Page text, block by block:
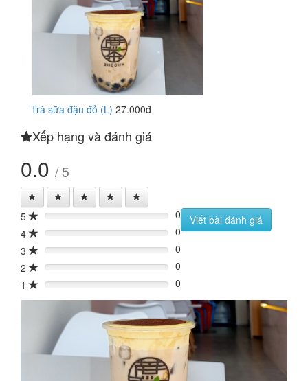
Trà sữa đậu đỏ (L) 27.000đ
Xếp hạng và đánh giá
0.0 / 5
5 0%
0
4
0%
0
3
0%
0
2
0%
0
1
0% 0
Viết bài đánh giá